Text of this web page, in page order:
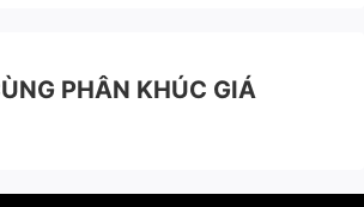
PHÂN KHÚC GIÁ